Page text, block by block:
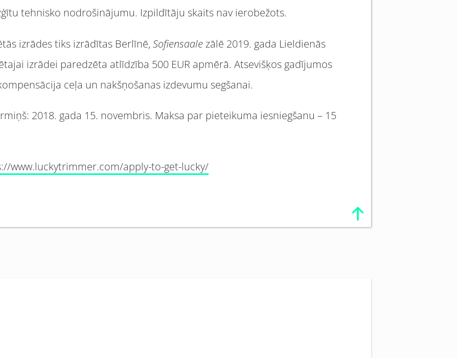
tehnisko nodrošinājumu. Izpildītāju skaits nav ierobežots.
izrādes tiks izrādītas Berlīnē, Sofiensaalezālē 2019. gada Lieldienās
izrādei paredzēta atlīdzība 500 EUR apmērā. Atsevišķos gadījumos
ceļa un nakšņošanas izdevumu segšanai.
2018. gada 15. novembris. Maksa par pieteikuma iesniegšanu – 15
www.luckytrimmer.com/apply-to-get-lucky/